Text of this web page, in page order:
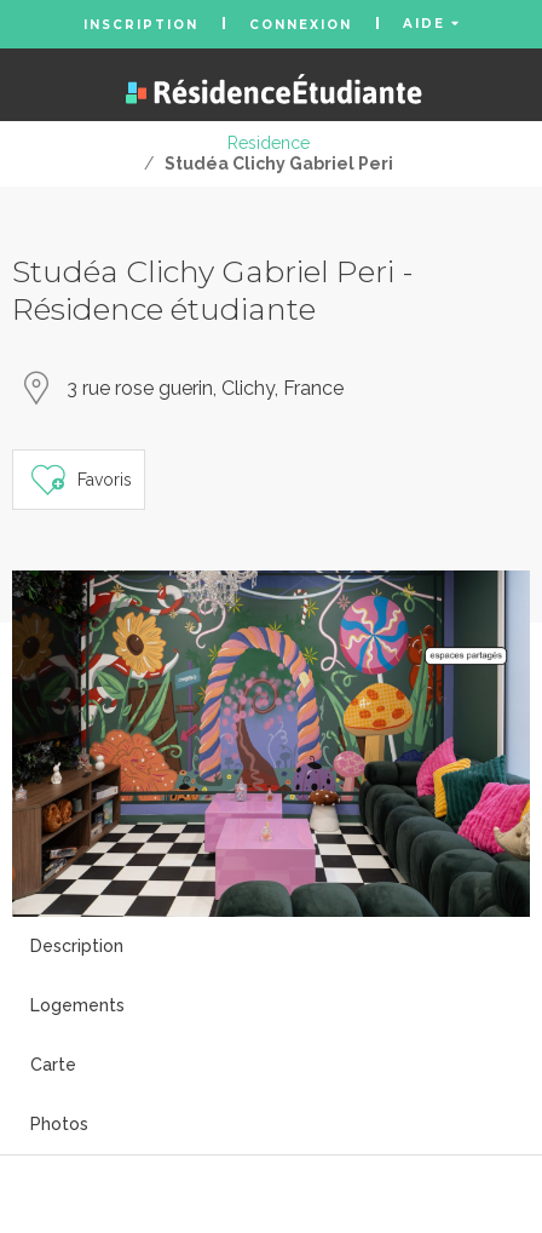
INSCRIPTION CONNEXION AIDE
Residence
/ Studéa Clichy Gabriel Peri
Studéa Clichy Gabriel Peri -
Résidence étudiante
3 rue rose guerin, Clichy, France
Favoris
Description
Logements
Carte
Photos